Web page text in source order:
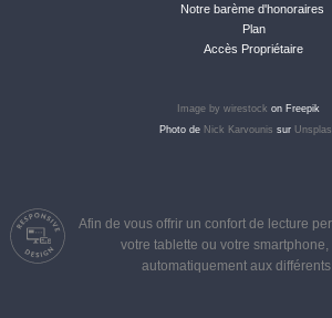
Notre barème d'honoraires
Plan
Accès Propriétaire
Image by wirestock on Freepik
Photo de Nick Karvounis sur
Afin de vous offrir un confort de lecture
votre tablette ou votre
automatiquement aux